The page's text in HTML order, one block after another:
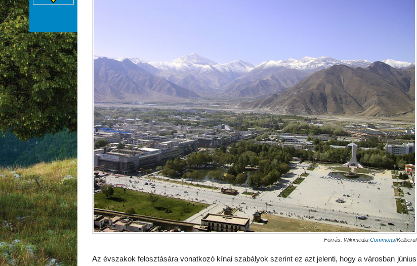
Forrás: Wikimedia Commons/Kelberul
Az évszakok felosztására vonatkozó kínai szabályok szerint ez azt jelenti, hogy a városban június